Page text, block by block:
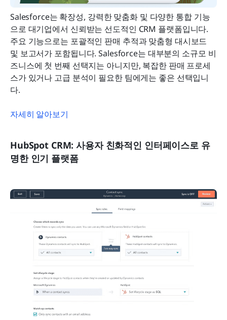
Salesforce는 확장성, 강력한 맞춤화 및 다양한 통합 기능
으로 대기업에서 신뢰받는 선도적인 CRM 플랫폼입니다.
주요 기능으로는 포괄적인 판매 추적과 맞춤형 대시보드
및 보고서가 포함됩니다. Salesforce는 대부분의 소규모 비
즈니스에 첫 번째 선택지는 아니지만, 복잡한 판매 프로세
스가 있거나 고급 분석이 필요한 팀에게는 좋은 선택입니
다.
자세히 알아보기
HubSpot CRM: 사용자 친화적인 인터페이스로 유
명한 인기 플랫폼